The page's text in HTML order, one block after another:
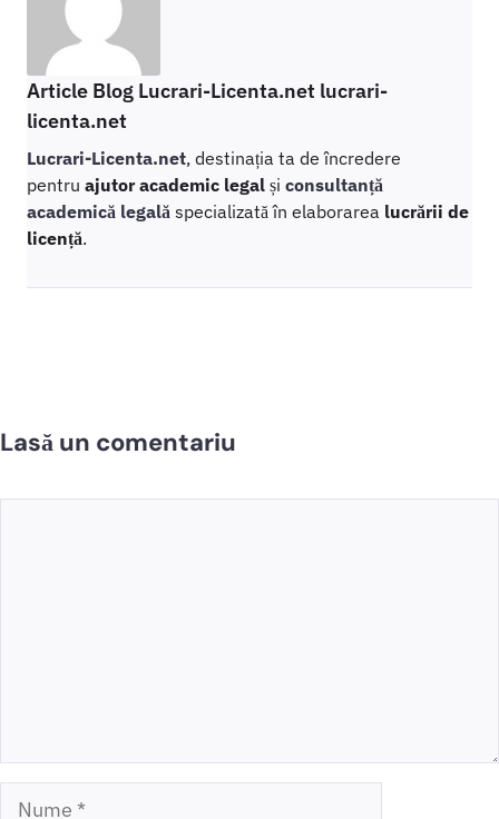
Article Blog Lucrari-Licenta.net lucrari-
licenta.net
Lucrari-Licenta.net, destinația ta de încredere
pentru ajutor academic legal și consultanță
academică legală specializată în elaborarea lucrării de
licență.
Lasă un comentariu
Nume